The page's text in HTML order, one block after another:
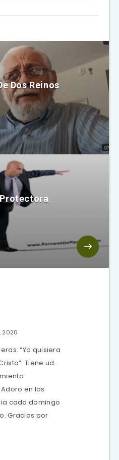
Dos Reinos
2020
“Yo quisiera
Tiene ud.
en los
cada domingo
Gracias por